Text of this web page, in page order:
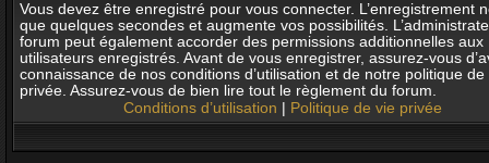
Vous devez être enregistré pour vous connecter. L’enregistrement
que quelques secondes et augmente vos possibilités.
forum peut également accorder des permissions additionnelles aux
utilisateurs enregistrés. Avant de vous enregistrer, assurez-vous
connaissance de nos conditions d’utilisation et de notre politique de
privée. Assurez-vous de bien lire tout le règlement du forum.
Conditions d’utilisation
Politique de vie privée